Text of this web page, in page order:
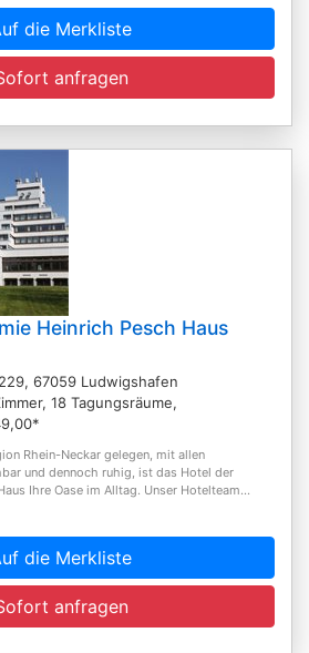
die Merkliste
anfragen
Heinrich Pesch Haus
67059 Ludwigshafen
18 Tagungsräume,
Rhein-Neckar gelegen, mit allen
und dennoch ruhig, ist das Hotel der
Ihre Oase im Alltag. Unser Hotelteam...
die Merkliste
anfragen